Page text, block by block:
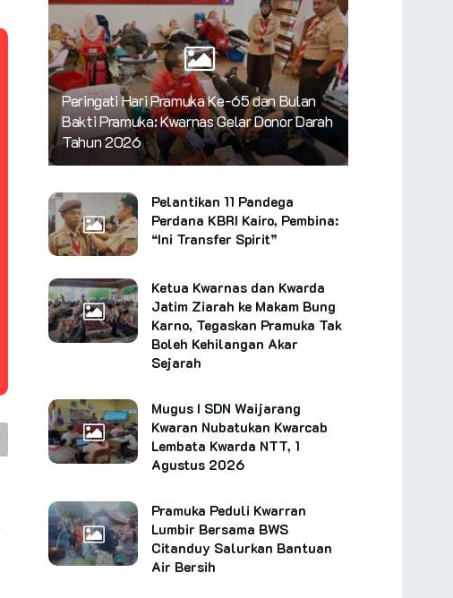
Peringati Hari Pramuka Ke-65 dan Bulan
Bakti Pramuka: Kwarnas Gelar Donor Darah
Tahun 2026
Pelantikan 11 Pandega
Perdana KBRI Kairo, Pembina:
“Ini Transfer Spirit”
Ketua Kwarnas dan Kwarda
Jatim Ziarah ke Makam Bung
Karno, Tegaskan Pramuka Tak
Boleh Kehilangan Akar
Sejarah
Mugus I SDN Waijarang
Kwaran Nubatukan Kwarcab
Lembata Kwarda NTT, 1
Agustus 2026
Pramuka Peduli Kwarran
Lumbir Bersama BWS
Citanduy Salurkan Bantuan
Air Bersih